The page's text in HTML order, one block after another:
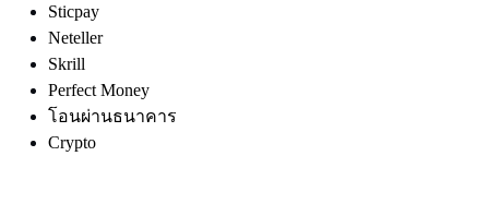
Sticpay
Neteller
Skrill
Perfect Money
โอนผ่านธนาคาร
Crypto